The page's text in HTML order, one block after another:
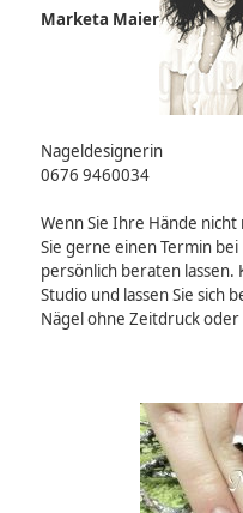
Marketa Maier
Nageldesignerin
0676 9460034
Wenn Sie Ihre Hände
Sie gerne einen Termin
persönlich beraten lassen.
Studio und lassen Sie sich
Nägel ohne Zeitdruck oder